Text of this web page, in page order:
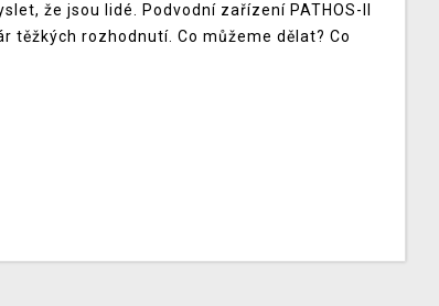
že jsou lidé. Podvodní zařízení PATHOS-II
těžkých rozhodnutí. Co můžeme dělat? Co